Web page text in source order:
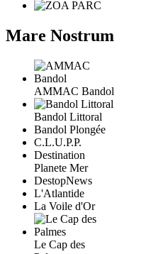
Mare Nostrum
AMMAC Bandol
Bandol Littoral
Bandol Plongée
C.L.U.P.P.
Destination
Planete Mer
DestopNews
L'Atlantide
La Voile d'Or
Le Cap des